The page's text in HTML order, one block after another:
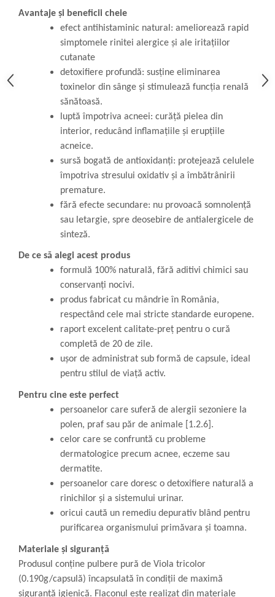
Avantaje și beneficii cheie
efect antihistaminic natural: ameliorează rapid
simptomele rinitei alergice și ale iritațiilor
cutanate
detoxifiere profundă: susține eliminarea
toxinelor din sânge și stimulează funcția renală
sănătoasă.
luptă împotriva acneei: curăță pielea din
interior, reducând inflamațiile și erupțiile
acneice.
sursă bogată de antioxidanți: protejează celulele
împotriva stresului oxidativ și a îmbătrânirii
premature.
fără efecte secundare: nu provoacă somnolență
sau letargie, spre deosebire de antialergicele de
sinteză.
De ce să alegi acest produs
formulă 100% naturală, fără aditivi chimici sau
conservanți nocivi.
produs fabricat cu mândrie în România,
respectând cele mai stricte standarde europene.
raport excelent calitate-preț pentru o cură
completă de 20 de zile.
ușor de administrat sub formă de capsule, ideal
pentru stilul de viață activ.
Pentru cine este perfect
persoanelor care suferă de alergii sezoniere la
polen, praf sau păr de animale [1.2.6].
celor care se confruntă cu probleme
dermatologice precum acnee, eczeme sau
dermatite.
persoanelor care doresc o detoxifiere naturală a
rinichilor și a sistemului urinar.
oricui caută un remediu depurativ blând pentru
purificarea organismului primăvara și toamna.
Materiale și siguranță
Produsul conține pulbere pură de Viola tricolor
(0.190g/capsulă) încapsulată în condiții de maximă
siguranță igienică. Flaconul este realizat din materiale